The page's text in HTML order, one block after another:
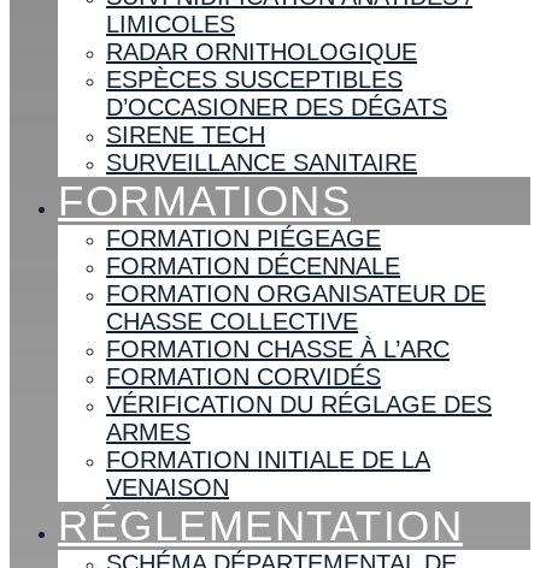
LIMICOLES
RADAR ORNITHOLOGIQUE
ESPÈCES SUSCEPTIBLES
D’OCCASIONER DES DÉGATS
SIRENE TECH
SURVEILLANCE SANITAIRE
FORMATIONS
FORMATION PIÉGEAGE
FORMATION DÉCENNALE
FORMATION ORGANISATEUR DE
CHASSE COLLECTIVE
FORMATION CHASSE À L’ARC
FORMATION CORVIDÉS
VÉRIFICATION DU RÉGLAGE DES
ARMES
FORMATION INITIALE DE LA
VENAISON
RÉGLEMENTATION